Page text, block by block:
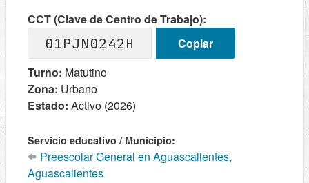
CCT (Clave de Centro de Trabajo):
01PJN0242H
Copiar
Turno: Matutino
Zona: Urbano
Estado: Activo (2026)
Servicio educativo / Municipio:
Preescolar General en Aguascalientes,
Aguascalientes